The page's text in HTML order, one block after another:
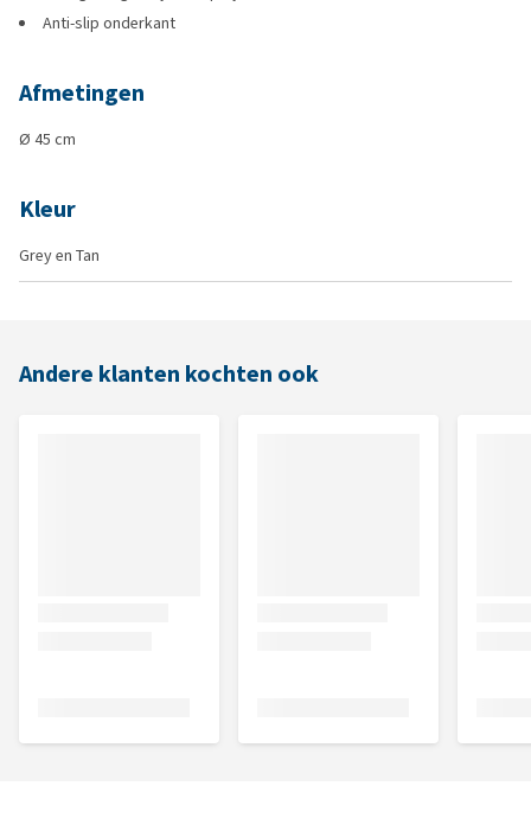
Anti-slip onderkant
Afmetingen
Ø 45 cm
Kleur
Grey en Tan
Andere klanten kochten ook